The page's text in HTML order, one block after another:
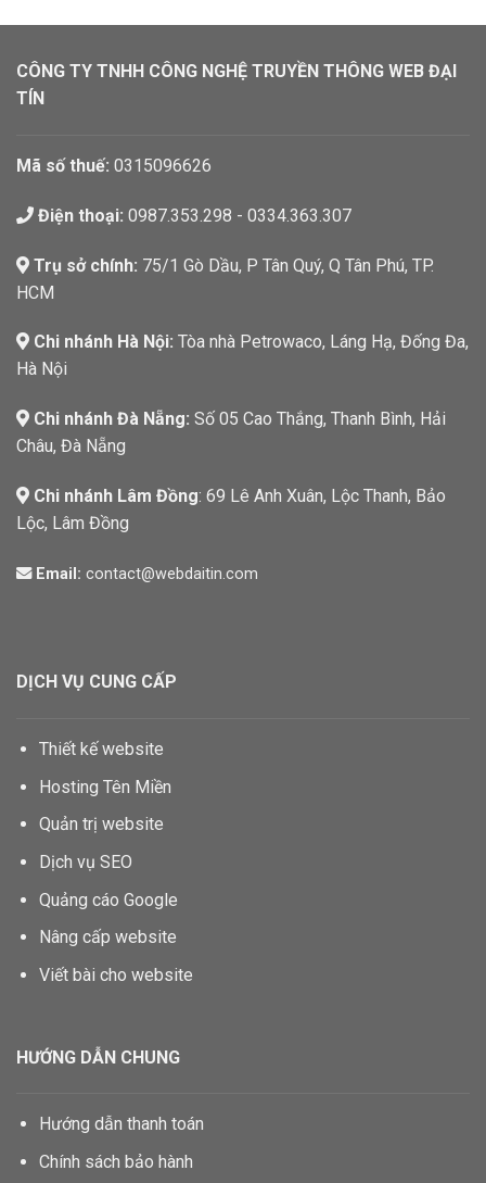
CÔNG TY TNHH CÔNG NGHỆ TRUYỀN THÔNG WEB ĐẠI
TÍN
Mã số thuế: 0315096626
Điện thoại: 0987.353.298 - 0334.363.307
Trụ sở chính: 75/1 Gò Dầu, P Tân Quý, Q Tân Phú, TP.
HCM
Chi nhánh Hà Nội: Tòa nhà Petrowaco, Láng Hạ, Đống Đa,
Hà Nội
Chi nhánh Đà Nẵng: Số 05 Cao Thắng, Thanh Bình, Hải
Châu, Đà Nẵng
Chi nhánh Lâm Đồng: 69 Lê Anh Xuân, Lộc Thanh, Bảo
Lộc, Lâm Đồng
Email: contact@webdaitin.com
DỊCH VỤ CUNG CẤP
Thiết kế website
Hosting Tên Miền
Quản trị website
Dịch vụ SEO
Quảng cáo Google
Nâng cấp website
Viết bài cho website
HƯỚNG DẪN CHUNG
Hướng dẫn thanh toán
Chính sách bảo hành